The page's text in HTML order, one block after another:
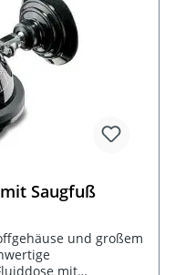
Saugfuß
und großem
mit